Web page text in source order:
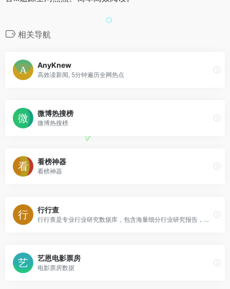
相关导航
AnyKnew
高效读新闻, 5分钟遍历全网热点
微博热搜榜
微博热搜榜
看榜神器
看榜神器
行行查
行行查是专业行业研究数据库，包含海量细分行业研究报告，研究信息覆盖大消费、节能环保、传媒娱乐、信息科技、地产金融、生命健康、先进制造、传统行业等领域。
艺恩电影票房
电影票房数据